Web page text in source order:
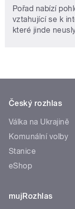
Pořad nabízí
vztahující se k
které jinde
Český rozhlas
Válka na Ukrajině
Komunální volby
Stanice
eShop
mujRozhlas